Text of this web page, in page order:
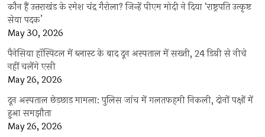
कौन हैं उत्तराखंड के रमेश चंद्र गैरोला? जिन्हें पीएम मोदी ने दिया ‘राष्ट्रपति उत्कृष्ट
सेवा पदक’
May 30, 2026
पैनेसिया हॉस्पिटल में ब्लास्ट के बाद दून अस्पताल में सख्ती, 24 डिग्री से नीचे
नहीं चलेंगे एसी
May 26, 2026
दून अस्पताल छेड़छाड़ मामला: पुलिस जांच में गलतफहमी निकली, दोनों पक्षों में
हुआ समझौता
May 26, 2026